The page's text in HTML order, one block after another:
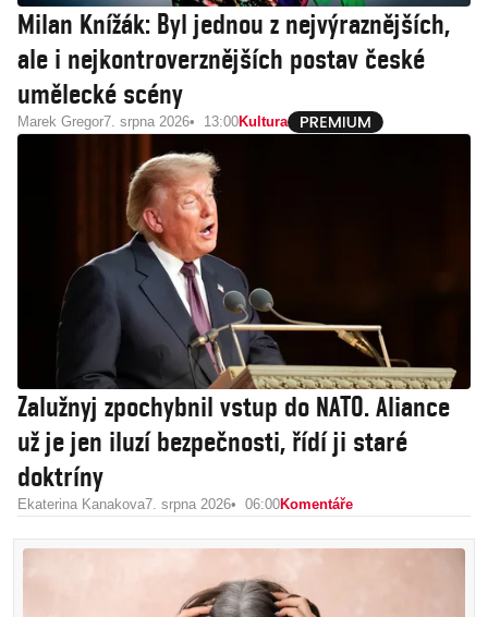
Milan Knížák: Byl jednou z nejvýraznějších,
ale i nejkontroverznějších postav české
umělecké scény
Marek Gregor7. srpna 2026 13:00Kultura
Zalužnyj zpochybnil vstup do NATO. Aliance
už je jen iluzí bezpečnosti, řídí ji staré
doktríny
Ekaterina Kanakova7. srpna 2026 06:00Komentáře